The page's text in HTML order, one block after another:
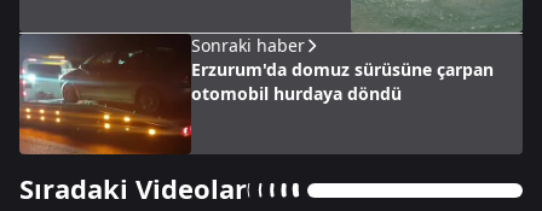
Sonraki haber
Erzurum'da domuz sürüsüne çarpan
otomobil hurdaya döndü
Sıradaki Videolar